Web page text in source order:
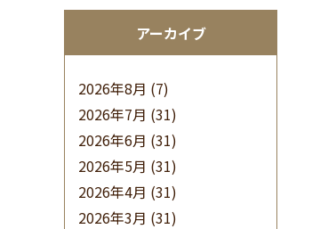
アーカイブ
2026年8月 (7)
2026年7月 (31)
2026年6月 (31)
2026年5月 (31)
2026年4月 (31)
2026年3月 (31)